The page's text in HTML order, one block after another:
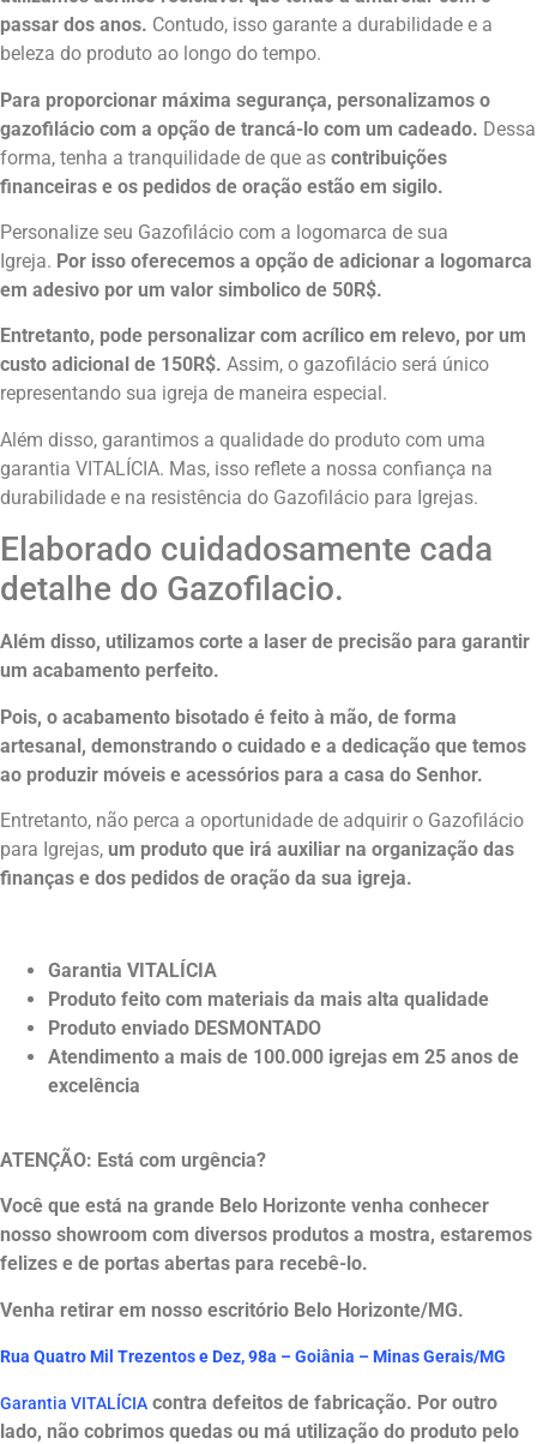
passar dos anos. Contudo, isso garante a durabilidade e a
beleza do produto ao longo do tempo.
Para proporcionar máxima segurança, personalizamos o
gazofilácio com a opção de trancá-lo com um cadeado. Dessa
forma, tenha a tranquilidade de que as contribuições
financeiras e os pedidos de oração estão em sigilo.
Personalize seu Gazofilácio com a logomarca de sua
Igreja. Por isso oferecemos a opção de adicionar a logomarca
em adesivo por um valor simbolico de 50R$.
Entretanto, pode personalizar com acrílico em relevo, por um
custo adicional de 150R$. Assim, o gazofilácio será único
representando sua igreja de maneira especial.
Além disso, garantimos a qualidade do produto com uma
garantia VITALÍCIA. Mas, isso reflete a nossa confiança na
durabilidade e na resistência do Gazofilácio para Igrejas.
Elaborado cuidadosamente cada
detalhe do Gazofilacio.
Além disso, utilizamos corte a laser de precisão para garantir
um acabamento perfeito.
Pois, o acabamento bisotado é feito à mão, de forma
artesanal, demonstrando o cuidado e a dedicação que temos
ao produzir móveis e acessórios para a casa do Senhor.
Entretanto, não perca a oportunidade de adquirir o Gazofilácio
para Igrejas, um produto que irá auxiliar na organização das
finanças e dos pedidos de oração da sua igreja.
Garantia VITALÍCIA
Produto feito com materiais da mais alta qualidade
Produto enviado DESMONTADO
Atendimento a mais de 100.000 igrejas em 25 anos de
excelência
ATENÇÃO: Está com urgência?
Você que está na grande Belo Horizonte venha conhecer
nosso showroom com diversos produtos a mostra, estaremos
felizes e de portas abertas para recebê-lo.
Venha retirar em nosso escritório Belo Horizonte/MG.
Rua Quatro Mil Trezentos e Dez, 98a – Goiânia – Minas Gerais/MG
Garantia VITALÍCIA contra defeitos de fabricação. Por outro
lado, não cobrimos quedas ou má utilização do produto pelo